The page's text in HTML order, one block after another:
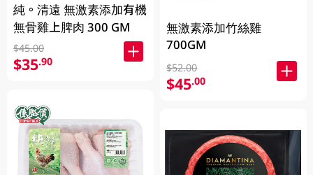
純。清遠 無激素添加有機
無骨雞上脾肉 300 GM
$45.00
$35.90
無激素添加竹絲雞
700GM
$52.00
$45.00